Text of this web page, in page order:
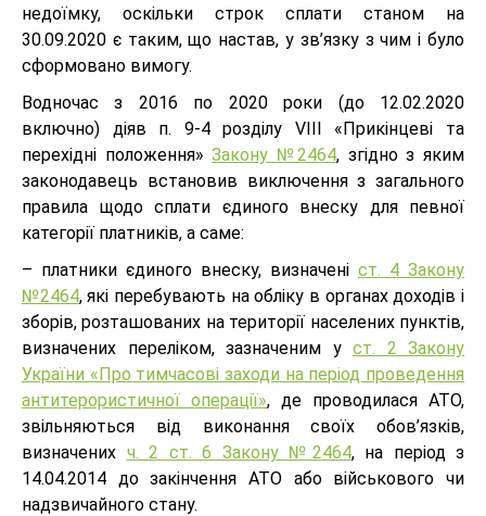
недоїмку, оскільки строк сплати станом на
30.09.2020 є таким, що настав, у зв’язку з чим і було
сформовано вимогу.
Водночас з 2016 по 2020 роки (до 12.02.2020
включно) діяв п. 9-4 розділу VIII «Прикінцеві та
перехідні положення»Закону №2464, згідно з яким
законодавець встановив виключення з загального
правила щодо сплати єдиного внеску для певної
категорії платників, а саме:
– платники єдиного внеску, визначені ст. 4 Закону
№2464, які перебувають на обліку в органах доходів і
зборів, розташованих на території населених пунктів,
визначених переліком, зазначеним у ст. 2 Закону
України «Про тимчасові заходи на період проведення
антитерористичної операції», де проводилася АТО,
звільняються від виконання своїх обов’язків,
визначених ч. 2 ст. 6 Закону №2464, на період з
14.04.2014 до закінчення АТО або військового чи
надзвичайного стану.